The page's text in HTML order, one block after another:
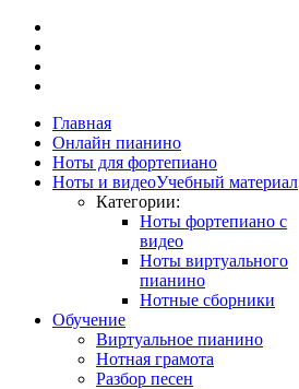
Главная
Онлайн пианино
Ноты для фортепиано
Ноты и видеоУчебный материал
Категории:
Ноты фортепиано с
видео
Ноты виртуального
пианино
Нотные сборники
Обучение
Виртуальное пианино
Нотная грамота
Разбор песен